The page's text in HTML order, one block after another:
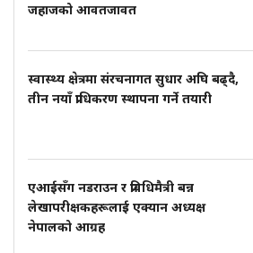
जहाजको आवतजावत
स्वास्थ्य क्षेत्रमा संरचनागत सुधार अघि बढ्दै,
तीन नयाँ प्राधिकरण स्थापना गर्ने तयारी
एआईसँग नडराउन र प्रविधिमैत्री बन्न
लेखापरीक्षकहरूलाई एक्यान अध्यक्ष
नेपालको आग्रह